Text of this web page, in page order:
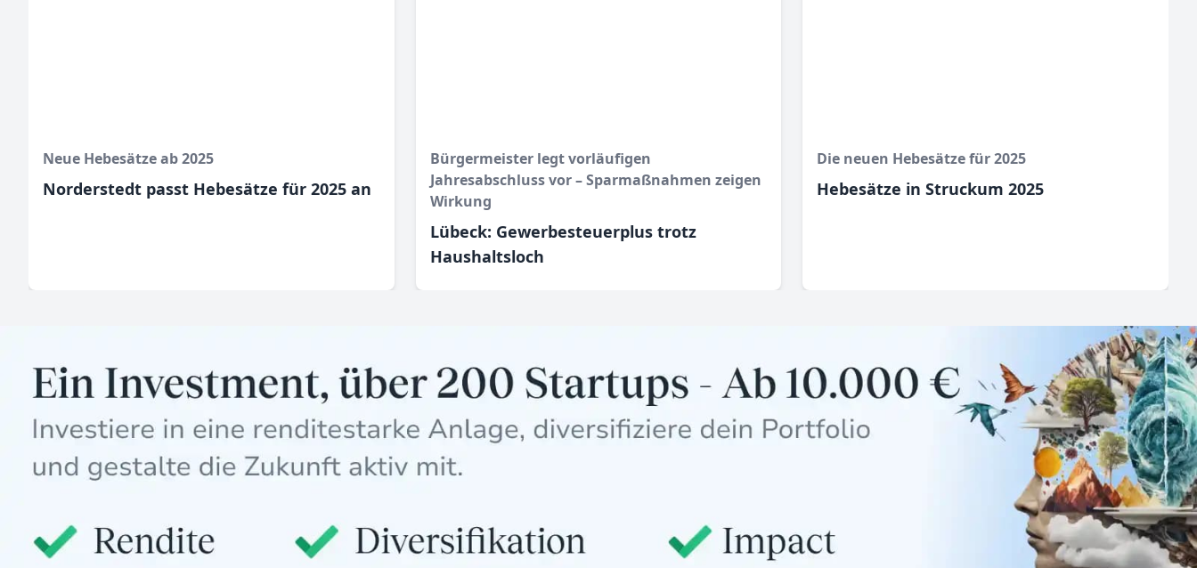
Neue Hebesätze ab 2025
Norderstedt passt Hebesätze für 2025 an
Bürgermeister legt vorläufigen
Jahresabschluss vor – Sparmaßnahmen zeigen
Wirkung
Lübeck: Gewerbesteuerplus trotz
Haushaltsloch
Die neuen Hebesätze für 2025
Hebesätze in Struckum 2025